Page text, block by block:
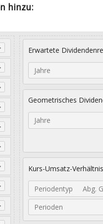
hinzu:
Erwartete
Jahre
Geometrisches
Jahre
Kurs-Umsatz-Verhältnis
Periodentyp
Abg.
Perioden